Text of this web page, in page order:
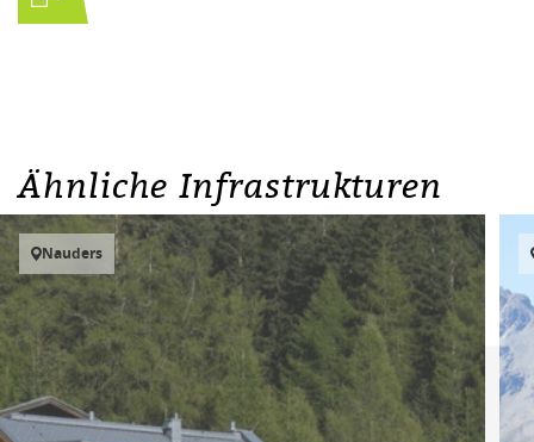
Ähnliche Infrastrukturen
Nauders